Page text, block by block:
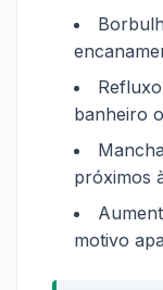
banheiro
próximos
motivo